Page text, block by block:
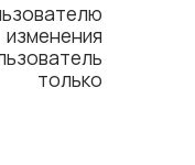
только